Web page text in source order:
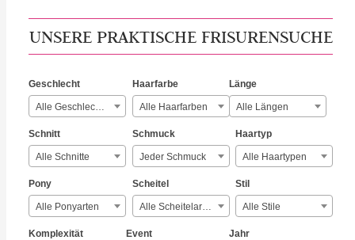
UNSERE PRAKTISCHE FRISURENSUCHE
Geschlecht
Alle Geschlechter
Haarfarbe
Alle Haarfarben
Länge
Alle Längen
Schnitt
Alle Schnitte
Schmuck
Jeder Schmuck
Haartyp
Alle Haartypen
Pony
Alle Ponyarten
Scheitel
Alle Scheitelarten
Stil
Alle Stile
Komplexität Event Jahr